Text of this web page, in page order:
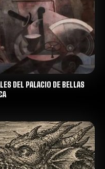
DEL PALACIO DE BELLAS